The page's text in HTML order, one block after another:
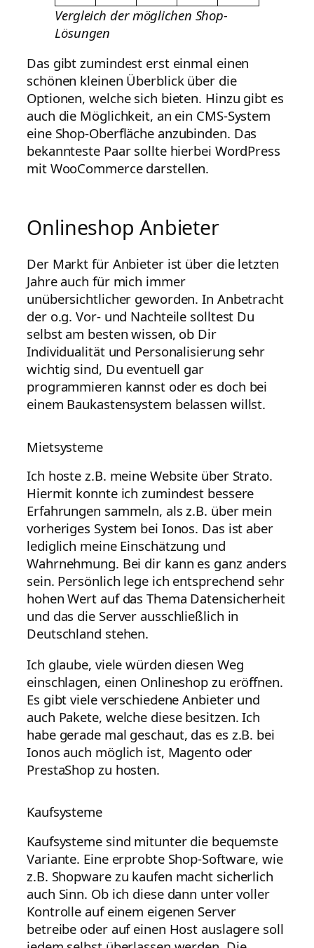
Vergleich der möglichen Shop-
Lösungen
Das gibt zumindest erst einmal einen
schönen kleinen Überblick über die
Optionen, welche sich bieten. Hinzu gibt es
auch die Möglichkeit, an ein CMS-System
eine Shop-Oberfläche anzubinden. Das
bekannteste Paar sollte hierbei WordPress
mit WooCommerce darstellen.
Onlineshop Anbieter
Der Markt für Anbieter ist über die letzten
Jahre auch für mich immer
unübersichtlicher geworden. In Anbetracht
der o.g. Vor- und Nachteile solltest Du
selbst am besten wissen, ob Dir
Individualität und Personalisierung sehr
wichtig sind, Du eventuell gar
programmieren kannst oder es doch bei
einem Baukastensystem belassen willst.
Mietsysteme
Ich hoste z.B. meine Website über Strato.
Hiermit konnte ich zumindest bessere
Erfahrungen sammeln, als z.B. über mein
vorheriges System bei Ionos. Das ist aber
lediglich meine Einschätzung und
Wahrnehmung. Bei dir kann es ganz anders
sein. Persönlich lege ich entsprechend sehr
hohen Wert auf das Thema Datensicherheit
und das die Server ausschließlich in
Deutschland stehen.
Ich glaube, viele würden diesen Weg
einschlagen, einen Onlineshop zu eröffnen.
Es gibt viele verschiedene Anbieter und
auch Pakete, welche diese besitzen. Ich
habe gerade mal geschaut, das es z.B. bei
Ionos auch möglich ist, Magento oder
PrestaShop zu hosten.
Kaufsysteme
Kaufsysteme sind mitunter die bequemste
Variante. Eine erprobte Shop-Software, wie
z.B. Shopware zu kaufen macht sicherlich
auch Sinn. Ob ich diese dann unter voller
Kontrolle auf einem eigenen Server
betreibe oder auf einen Host auslagere soll